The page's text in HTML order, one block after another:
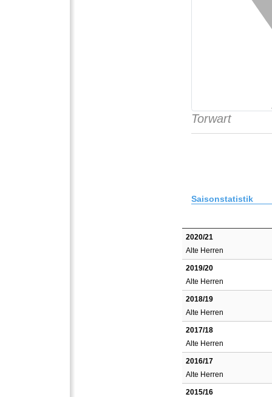
Torwart
Saisonstatistik
2020/21
Alte Herren
2019/20
Alte Herren
2018/19
Alte Herren
2017/18
Alte Herren
2016/17
Alte Herren
2015/16